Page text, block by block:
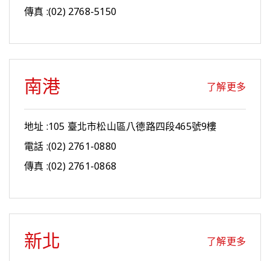
傳真 :(02) 2768-5150
南港 了解更多
地址 :105 臺北市松山區八德路四段465號9樓
電話 :(02) 2761-0880
傳真 :(02) 2761-0868
新北 了解更多